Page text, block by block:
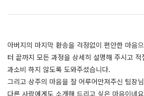
아버지의 마지막 환송을 걱정없이 편안한 마음
터 끝까지 모든 과정을 상세히 설명해 주시고
과소비 하지 않도록 도와주셨습니다.
그리고 상주의 마음을 잘 어루어만져주신 팀장
다른 사람에게도 소개해 드리고 싶은 마음이네